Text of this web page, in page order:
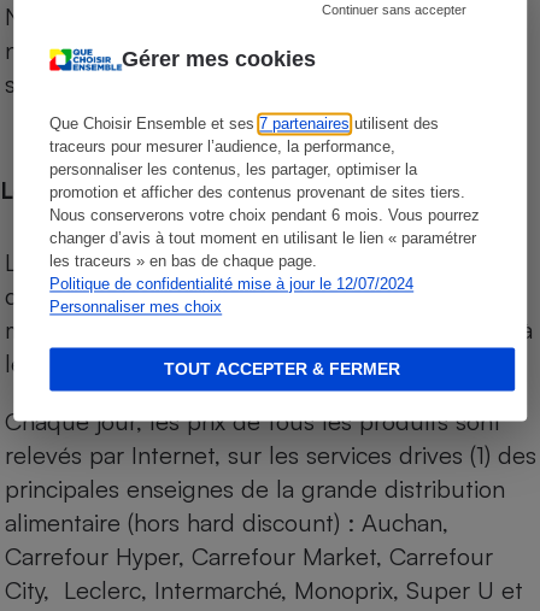
Gérer mes cookies
Que Choisir Ensemble et ses7 partenaires utilisent des
traceurs pour mesurer l’audience, la performance,
personnaliser les contenus, les partager, optimiser la
promotion et afficher des contenus provenant de sites tiers.
Nous conserverons votre choix pendant 6 mois. Vous pourrez
changer d’avis à tout moment en utilisant le lien « paramétrer
les traceurs » en bas de chaque page.
Politique de confidentialité mise à jour le 12/07/2024
Personnaliser mes choix
Continuer sans accepter
TOUT ACCEPTER & FERMER
Notre comparateur de supermarchés propose le
niveau de prix des supermarchés, géolocalisés
sur le territoire français.
Les comparaisons de prix
Les comparaisons sont réalisées sur l’ensemble
des produits des magasins. Les produits de
marques de distributeurs (MDD) sont comparés à
leurs équivalents chez leurs concurrents.
Chaque jour, les prix de tous les produits sont
relevés par Internet, sur les services drives (1) des
principales enseignes de la grande distribution
alimentaire (hors hard discount) : Auchan,
Carrefour Hyper, Carrefour Market, Carrefour
City, Leclerc, Intermarché, Monoprix, Super U et